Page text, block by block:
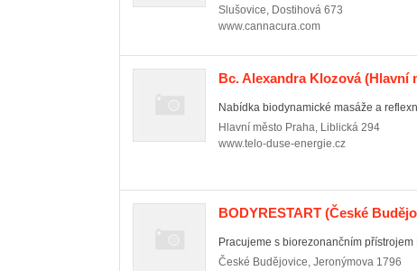
Slušovice, Dostihová 673
www.cannacura.com
Bc. Alexandra Klozová(Hlavní
Nabídka biodynamické masáže a
Hlavní město Praha, Liblická 294
www.telo-duse-energie.cz
BODYRESTART (České
Pracujeme s biorezonančním přístrojem
České Budějovice, Jeronýmova 1796